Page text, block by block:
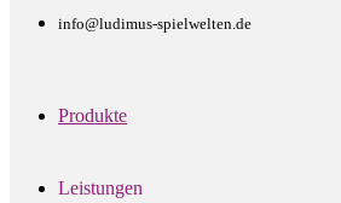
info@ludimus-spielwelten.de
Produkte
Leistungen